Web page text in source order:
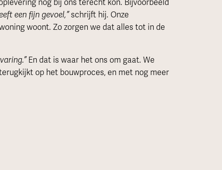
nog bij ons terecht kon. Bijvoorbeeld
een fijn gevoel,”schrijft hij. Onze
woont. Zo zorgen we dat alles tot in de
En dat is waar het ons om gaat. We
op het bouwproces, en met nog meer